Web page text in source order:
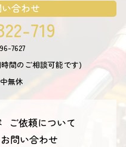
合わせ
719
7627
間のご相談可能です)
無休
ご依頼について
お問い合わせ